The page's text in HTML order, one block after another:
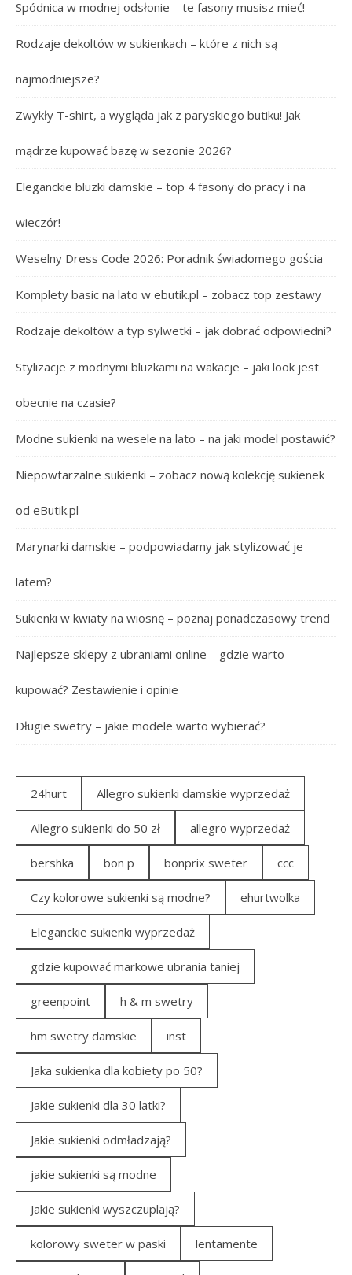
Spódnica w modnej odsłonie – te fasony musisz mieć!
Rodzaje dekoltów w sukienkach – które z nich są
najmodniejsze?
Zwykły T-shirt, a wygląda jak z paryskiego butiku! Jak
mądrze kupować bazę w sezonie 2026?
Eleganckie bluzki damskie – top 4 fasony do pracy i na
wieczór!
Weselny Dress Code 2026: Poradnik świadomego gościa
Komplety basic na lato w ebutik.pl – zobacz top zestawy
Rodzaje dekoltów a typ sylwetki – jak dobrać odpowiedni?
Stylizacje z modnymi bluzkami na wakacje – jaki look jest
obecnie na czasie?
Modne sukienki na wesele na lato – na jaki model postawić?
Niepowtarzalne sukienki – zobacz nową kolekcję sukienek
od eButik.pl
Marynarki damskie – podpowiadamy jak stylizować je
latem?
Sukienki w kwiaty na wiosnę – poznaj ponadczasowy trend
Najlepsze sklepy z ubraniami online – gdzie warto
kupować? Zestawienie i opinie
Długie swetry – jakie modele warto wybierać?
24hurt Allegro sukienki damskie wyprzedaż
Allegro sukienki do 50 zł allegro wyprzedaż
bershka bon p bonprix sweter ccc
Czy kolorowe sukienki są modne? ehurtwolka
Eleganckie sukienki wyprzedaż
gdzie kupować markowe ubrania taniej
greenpoint h & m swetry
hm swetry damskie inst
Jaka sukienka dla kobiety po 50?
Jakie sukienki dla 30 latki?
Jakie sukienki odmładzają?
jakie sukienki są modne
Jakie sukienki wyszczuplają?
kolorowy sweter w paski lentamente